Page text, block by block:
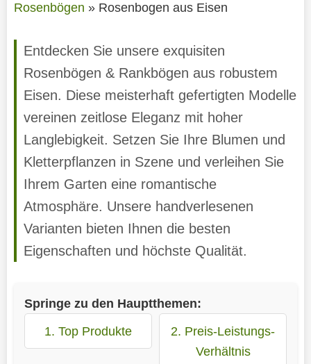
Rosenbögen » Rosenbogen aus Eisen
Entdecken Sie unsere exquisiten
Rosenbögen & Rankbögen aus robustem
Eisen. Diese meisterhaft gefertigten Modelle
vereinen zeitlose Eleganz mit hoher
Langlebigkeit. Setzen Sie Ihre Blumen und
Kletterpflanzen in Szene und verleihen Sie
Ihrem Garten eine romantische
Atmosphäre. Unsere handverlesenen
Varianten bieten Ihnen die besten
Eigenschaften und höchste Qualität.
Springe zu den Hauptthemen:
1. Top Produkte
2. Preis-Leistungs-
Verhältnis